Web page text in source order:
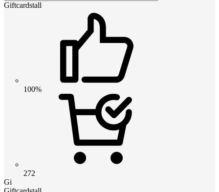
Giftcardstall
100%
272
Gi